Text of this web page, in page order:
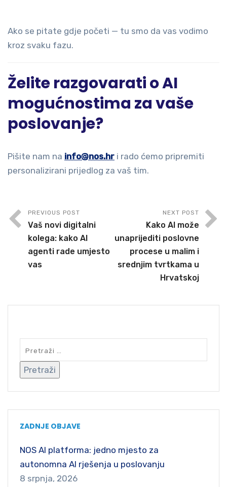
Ako se pitate gdje početi — tu smo da vas vodimo
kroz svaku fazu.
Želite razgovarati o AI
mogućnostima za vaše
poslovanje?
Pišite nam na info@nos.hr i rado ćemo pripremiti
personalizirani prijedlog za vaš tim.
PREVIOUS POST
Vaš novi digitalni
kolega: kako AI
agenti rade umjesto
vas
NEXT POST
Kako AI može
unaprijediti poslovne
procese u malim i
srednjim tvrtkama u
Hrvatskoj
ZADNJE OBJAVE
NOS AI platforma: jedno mjesto za
autonomna AI rješenja u poslovanju
8 srpnja, 2026